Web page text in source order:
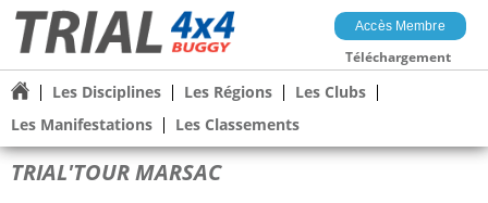
Accès Membre
Téléchargement
Les Disciplines Les Régions
Les Clubs
Les Manifestations
Les Classements
TRIAL'TOUR MARSAC